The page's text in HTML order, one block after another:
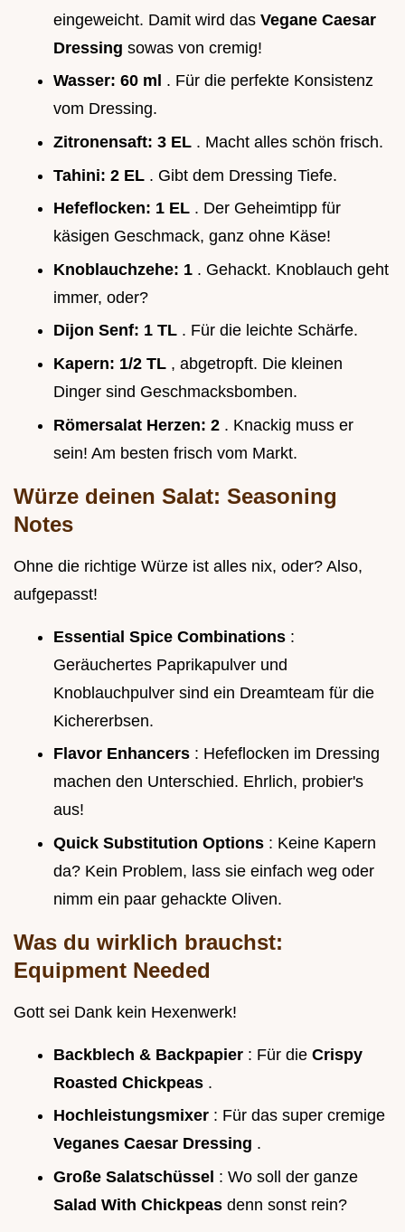
eingeweicht. Damit wird das Vegane Caesar
Dressing sowas von cremig!
Wasser: 60 ml . Für die perfekte Konsistenz
vom Dressing.
Zitronensaft: 3 EL . Macht alles schön frisch.
Tahini: 2 EL . Gibt dem Dressing Tiefe.
Hefeflocken: 1 EL . Der Geheimtipp für
käsigen Geschmack, ganz ohne Käse!
Knoblauchzehe: 1 . Gehackt. Knoblauch geht
immer, oder?
Dijon Senf: 1 TL . Für die leichte Schärfe.
Kapern: 1/2 TL , abgetropft. Die kleinen
Dinger sind Geschmacksbomben.
Römersalat Herzen: 2 . Knackig muss er
sein! Am besten frisch vom Markt.
Würze deinen Salat: Seasoning
Notes
Ohne die richtige Würze ist alles nix, oder? Also,
aufgepasst!
Essential Spice Combinations :
Geräuchertes Paprikapulver und
Knoblauchpulver sind ein Dreamteam für die
Kichererbsen.
Flavor Enhancers : Hefeflocken im Dressing
machen den Unterschied. Ehrlich, probier's
aus!
Quick Substitution Options : Keine Kapern
da? Kein Problem, lass sie einfach weg oder
nimm ein paar gehackte Oliven.
Was du wirklich brauchst:
Equipment Needed
Gott sei Dank kein Hexenwerk!
Backblech & Backpapier : Für die Crispy
Roasted Chickpeas .
Hochleistungsmixer : Für das super cremige
Veganes Caesar Dressing .
Große Salatschüssel : Wo soll der ganze
Salad With Chickpeas denn sonst rein?